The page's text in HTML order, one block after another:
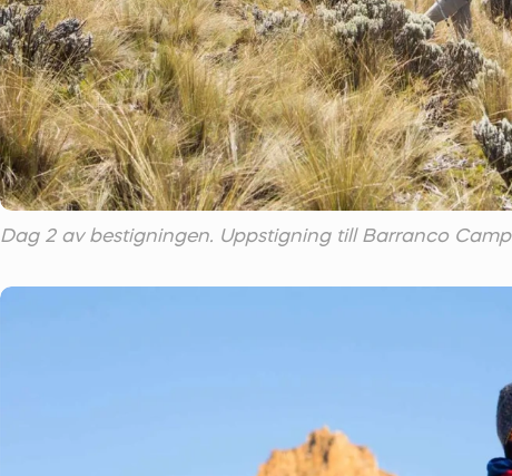
Dag 2 av bestigningen. Uppstigning till Barranco Camp